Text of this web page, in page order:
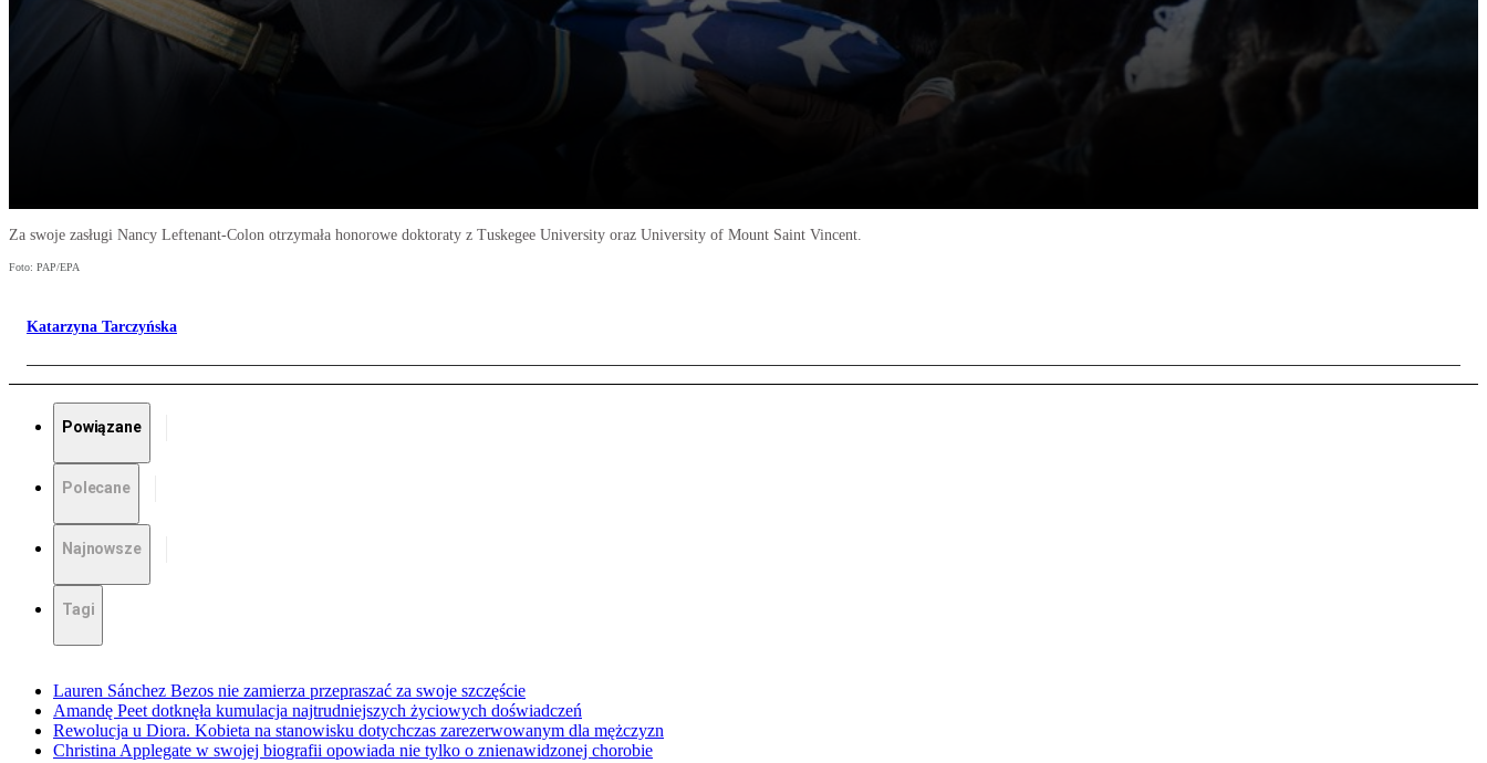
Za swoje zasługi Nancy Leftenant-Colon otrzymała honorowe doktoraty z Tuskegee University oraz University of Mount Saint Vincent.
Foto: PAP/EPA
Katarzyna Tarczyńska
Powiązane
Polecane
Najnowsze
Tagi
Lauren Sánchez Bezos nie zamierza przepraszać za swoje szczęście
Amandę Peet dotknęła kumulacja najtrudniejszych życiowych doświadczeń
Rewolucja u Diora. Kobieta na stanowisku dotychczas zarezerwowanym dla mężczyzn
Christina Applegate w swojej biografii opowiada nie tylko o znienawidzonej chorobie